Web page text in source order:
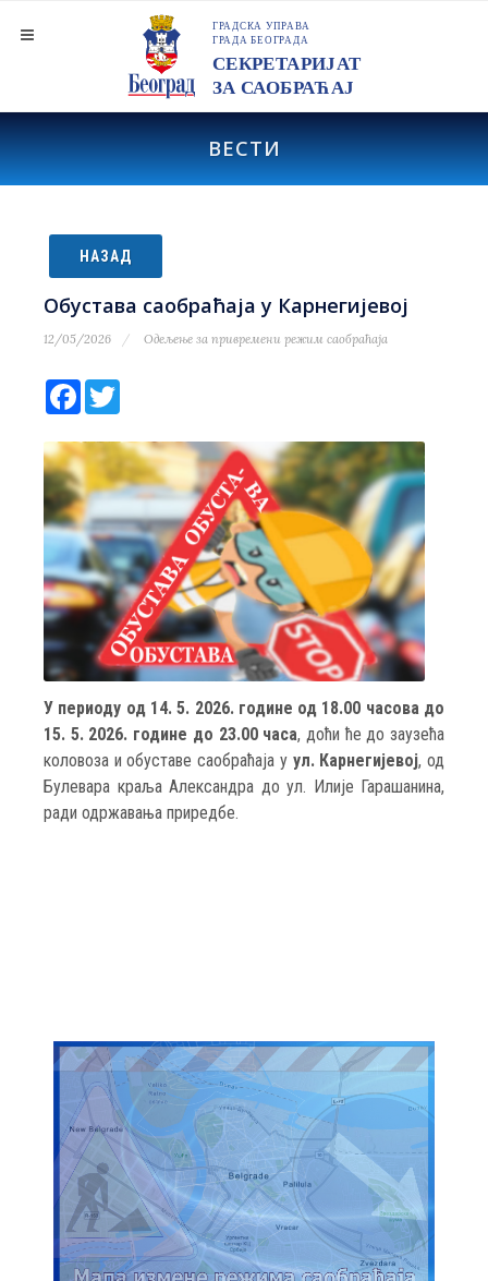
ВЕСТИ
НАЗАД
Обустава саобраћаја у Карнегијевој
12/05/2026 Одељење за привремени режим саобраћаја
Facebook
У периоду од 14. 5. 2026. године од 18.00 часова до
15. 5. 2026. године до 23.00 часа, доћи ће до заузећа
коловоза и обуставе саобраћаја уул. Карнегијевој, од
Булевара краља Александра до ул. Илије Гарашанина,
ради одржавања приредбе.